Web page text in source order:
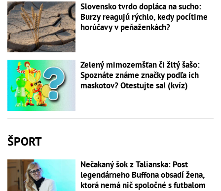
Slovensko tvrdo dopláca na sucho:
Burzy reagujú rýchlo, kedy pocítime
horúčavy v peňaženkách?
Zelený mimozemšťan či žltý šašo:
Spoznáte známe značky podľa ich
maskotov? Otestujte sa! (kvíz)
ŠPORT
Nečakaný šok z Talianska: Post
legendárneho Buffona obsadí žena,
ktorá nemá nič spoločné s futbalom